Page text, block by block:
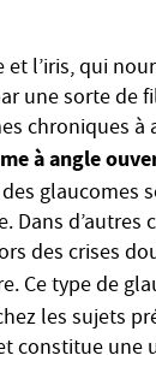
l’iris, qui
une sorte de
chroniques à
à angle
glaucomes
d’autres
des crises
Ce type de
les sujets
constitue une